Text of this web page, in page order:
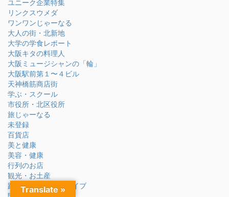
ユニーク企業特集
リンクスウメダ
ワンワンじゃーなる
大人の街・北新地
大学の学食レポート
大阪キタの料理人
大阪ミュージシャンの「輪」
大阪駅前第１〜４ビル
天神橋筋商店街
学ぶ・スクール
市役所・北区役所
旅じゃーなる
未登録
百貨店
美と健康
美容・健康
行列のお店
観光・お土産
路上ライブ・無料ライブ
Translate »